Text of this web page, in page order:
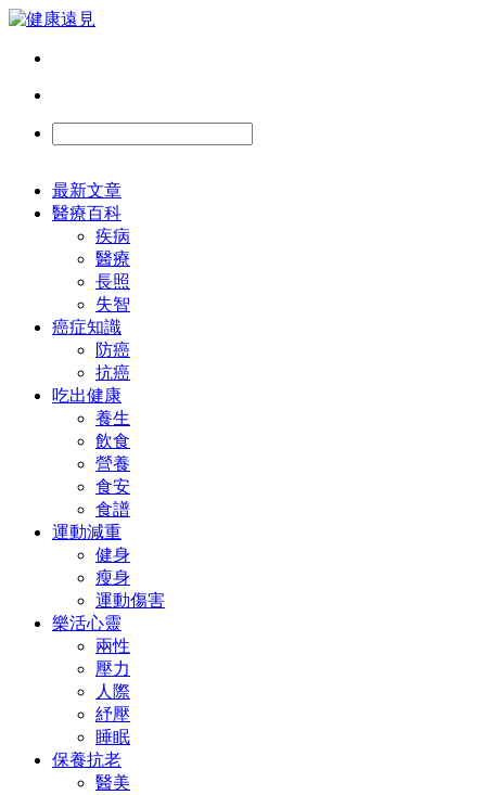
最新文章
醫療百科
疾病
醫療
長照
失智
癌症知識
防癌
抗癌
吃出健康
養生
飲食
營養
食安
食譜
運動減重
健身
瘦身
運動傷害
樂活心靈
兩性
壓力
人際
紓壓
睡眠
保養抗老
醫美